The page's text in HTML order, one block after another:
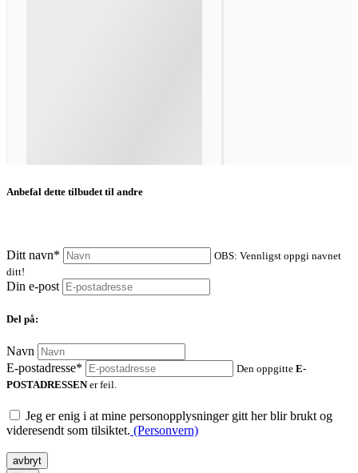
Anbefal dette tilbudet til andre
Ditt navn*
OBS: Vennligst oppgi navnet
ditt!
Din e-post
Del på:
Navn
E-postadresse*
Den oppgitte E-
POSTADRESSENer feil.
Jeg er enig i at mine personopplysninger gitt her blir brukt og
videresendt som tilsiktet. (Personvern)
avbryt